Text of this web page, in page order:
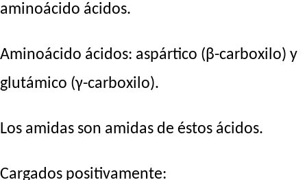
aminoácido ácidos.
Aminoácido ácidos: aspártico (β-carboxilo) y
glutámico (γ-carboxilo).
Los amidas son amidas de éstos ácidos.
Cargados positivamente: